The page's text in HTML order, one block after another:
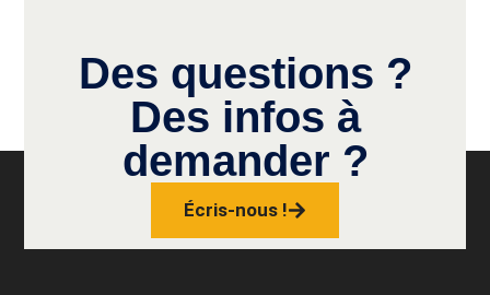
Des questions ?
Des infos à
demander ?
Écris-nous !